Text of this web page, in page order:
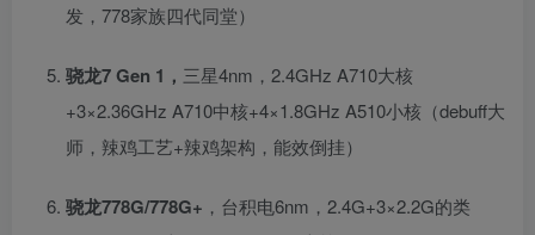
发，778家族四代同堂）
骁龙7 Gen 1， 三星4nm，2.4GHz A710大核
+3×2.36GHz A710中核+4×1.8GHz A510小核（debuff大
师，辣鸡工艺+辣鸡架构，能效倒挂）
骁龙778G/778G+ ，台积电6nm，2.4G+3×2.2G的类